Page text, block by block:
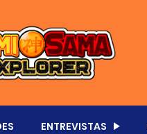
ENTREVISTAS